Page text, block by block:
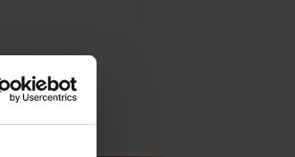
i Storbritannien